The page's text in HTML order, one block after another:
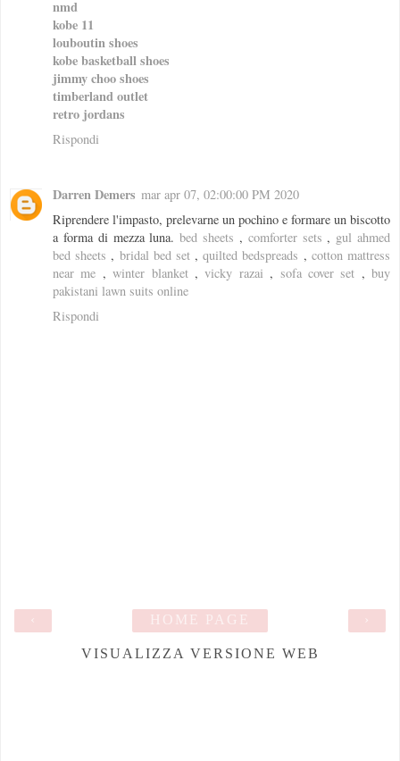
nmd
kobe 11
louboutin shoes
kobe basketball shoes
jimmy choo shoes
timberland outlet
retro jordans
Rispondi
Darren Demers mar apr 07, 02:00:00 PM 2020
Riprendere l'impasto, prelevarne un pochino e formare un biscotto
a forma di mezza luna.bed sheets , comforter sets , gul ahmed
bed sheets , bridal bed set,quilted bedspreads , cotton mattress
near me ,winter blanket,vicky razai , sofa cover set ,buy
pakistani lawn suits online
Rispondi
›
HOME PAGE
VISUALIZZA VERSIONE WEB